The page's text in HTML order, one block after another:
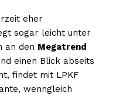
eher
sogar leicht unter
an den Megatrend
einen Blick abseits
findet mit LPKF
wenngleich